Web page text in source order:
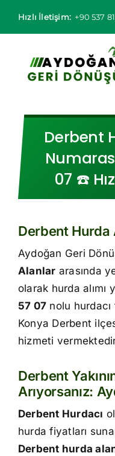
Hızlı İletişim: +90 537
Derbent
07 ☎️
Derbent Hurda
Aydoğan Geri
Alanlar arasında
olarak hurda alımı
57 07 nolu
Konya Derbent
hizmeti
Derbent
Arıyorsanız:
Derbent Hurdacı
hurda fiyatları
Derbent hurda